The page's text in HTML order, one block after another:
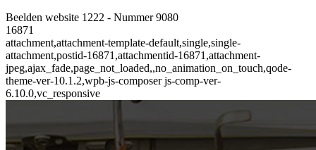
Beelden website 1222 - Nummer 9080
16871
attachment,attachment-template-default,single,single-
attachment,postid-16871,attachmentid-16871,attachment-
jpeg,ajax_fade,page_not_loaded,,no_animation_on_touch,qode-
theme-ver-10.1.2,wpb-js-composer js-comp-ver-
6.10.0,vc_responsive